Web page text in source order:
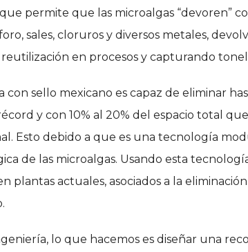
permite que las microalgas “devoren”
sales, cloruros y diversos metales,
en procesos y capturando
con sello mexicano es capaz de eliminar
y con 10% al 20% del espacio total
Esto debido a que es una tecnología
de las microalgas. Usando esta
plantas actuales, asociados a la
lo que hacemos es diseñar una